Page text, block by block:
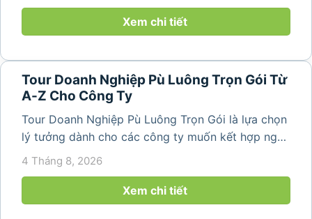
Hóa vài giờ di chuyển,...Xem chi tiết
Tour Doanh Nghiệp Pù Luông Trọn Gói Từ
A-Z Cho Công Ty
Tour Doanh Nghiệp Pù Luông Trọn Gói là lựa chọn
lý tưởng dành cho các công ty muốn kết hợp nghỉ
dưỡng, gắn kết đội ngũ và tái tạo năng lượng sau
những ngày làm việc căng thẳng. Với cảnh quan
thiên nhiên trong lành,...
4 Tháng 8, 2026
Xem chi tiết